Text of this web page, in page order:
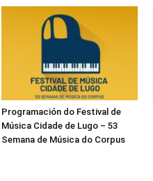
Programación do Festival de
Música Cidade de Lugo – 53
Semana de Música do Corpus